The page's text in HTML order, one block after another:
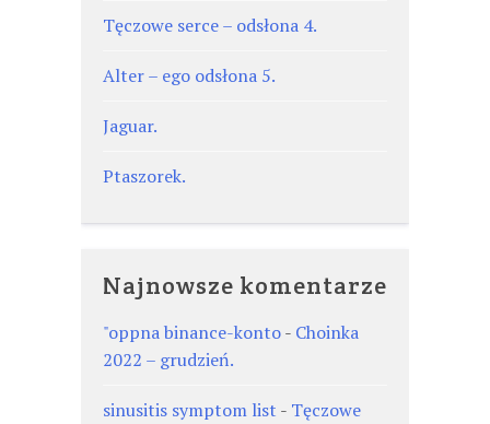
Tęczowe serce – odsłona 4.
Alter – ego odsłona 5.
Jaguar.
Ptaszorek.
Najnowsze komentarze
"oppna binance-konto- Choinka
2022 – grudzień.
sinusitis symptom list - Tęczowe